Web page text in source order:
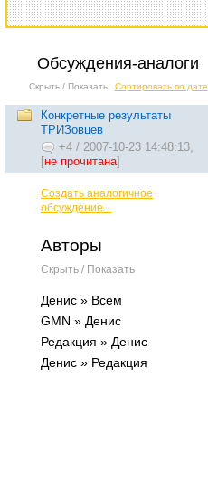
Обсуждения-аналоги
Скрыть / Показать Сортировать по дате
Конкретные результаты
ТРИЗовцев
+4 / 2007-10-23 14:48:13,
[не прочитана]
Создать аналогичное
обсуждение...
Авторы
Скрыть / Показать
Денис » Всем
GMN » Денис
Редакция » Денис
Денис » Редакция